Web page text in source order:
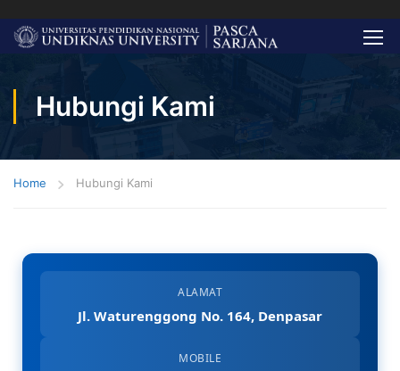
Hubungi Kami
Home Hubungi Kami
ALAMAT
Jl. Waturenggong No. 164, Denpasar
MOBILE